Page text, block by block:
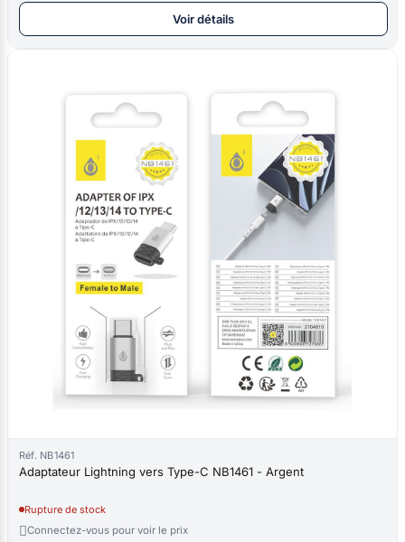
Voir détails
Réf. NB1461
Adaptateur Lightning vers Type-C NB1461 - Argent
Rupture de stock
Connectez-vous pour voir le prix